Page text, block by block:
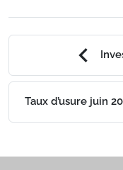
chevron_left
Taux d’usure juin